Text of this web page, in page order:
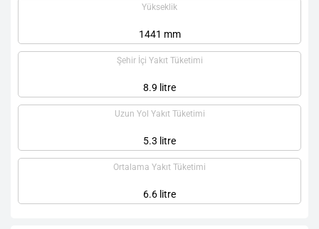
Yükseklik
1441 mm
Şehir İçi Yakıt Tüketimi
8.9 litre
Uzun Yol Yakıt Tüketimi
5.3 litre
Ortalama Yakıt Tüketimi
6.6 litre